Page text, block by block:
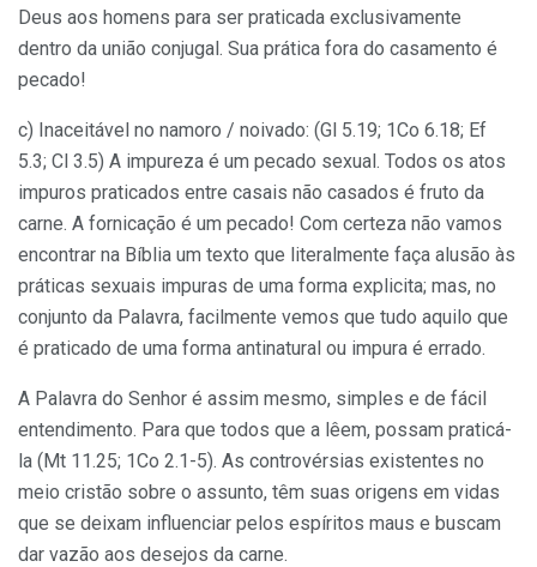
Deus aos homens para ser praticada exclusivamente
dentro da união conjugal. Sua prática fora do casamento é
pecado!
c) Inaceitável no namoro / noivado: (Gl 5.19; 1Co 6.18; Ef
5.3; Cl 3.5) A impureza é um pecado sexual. Todos os atos
impuros praticados entre casais não casados é fruto da
carne. A fornicação é um pecado! Com certeza não vamos
encontrar na Bíblia um texto que literalmente faça alusão às
práticas sexuais impuras de uma forma explicita; mas, no
conjunto da Palavra, facilmente vemos que tudo aquilo que
é praticado de uma forma antinatural ou impura é errado.
A Palavra do Senhor é assim mesmo, simples e de fácil
entendimento. Para que todos que a lêem, possam praticá-
la (Mt 11.25; 1Co 2.1-5). As controvérsias existentes no
meio cristão sobre o assunto, têm suas origens em vidas
que se deixam influenciar pelos espíritos maus e buscam
dar vazão aos desejos da carne.